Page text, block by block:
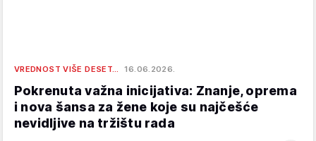
VREDNOST VIŠE DESET… 16.06.2026.
Pokrenuta važna inicijativa: Znanje, oprema
i nova šansa za žene koje su najčešće
nevidljive na tržištu rada